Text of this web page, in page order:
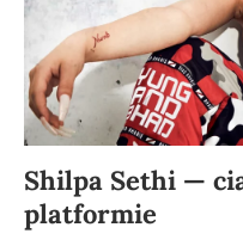
Shilpa Sethi —
platformie